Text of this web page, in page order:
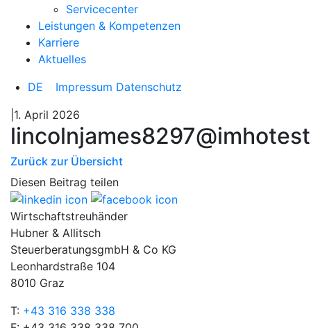
Servicecenter
Leistungen & Kompetenzen
Karriere
Aktuelles
DE
Impressum Datenschutz
|1. April 2026
Zurück zur Übersicht
Diesen Beitrag teilen
Wirtschaftstreuhänder
Hubner & Allitsch
SteuerberatungsgmbH & Co KG
Leonhardstraße 104
8010 Graz
T: +43 316 338 338